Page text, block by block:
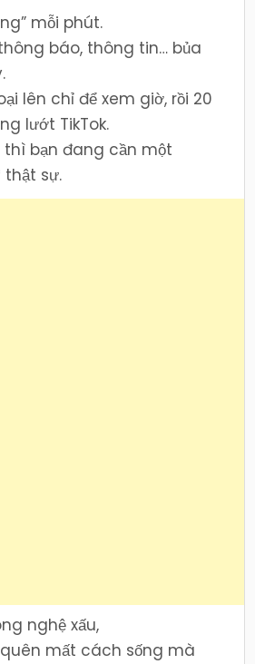
mỗi phút.
báo, thông tin… bủa
lên chỉ để xem giờ, rồi 20
lướt TikTok.
thì bạn đang cần một
sự.
nghệ xấu,
mất cách sống mà